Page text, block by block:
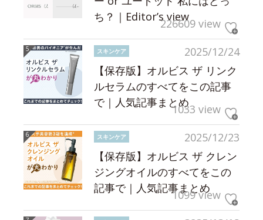
ち？｜Editor’s view226609 view
2025/12/24
スキンケア
【保存版】オルビス ザ リンク
ルセラムのすべてをこの記事
で｜人気記事まとめ1033 view
2025/12/23
スキンケア
【保存版】オルビス ザ クレン
ジングオイルのすべてをこの
記事で｜人気記事まとめ
1099 view